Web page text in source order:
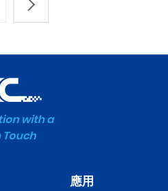
with a
應用